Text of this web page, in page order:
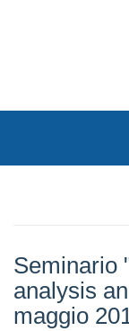
Seminario
analysis
maggio